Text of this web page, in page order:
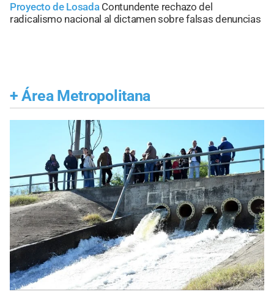
Proyecto de Losada Contundente rechazo del
radicalismo nacional al dictamen sobre falsas denuncias
+ Área Metropolitana